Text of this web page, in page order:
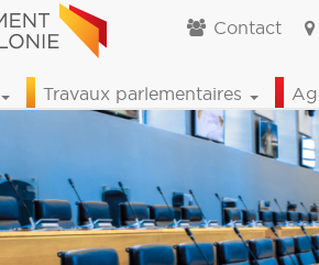
Contact
Travaux parlementaires